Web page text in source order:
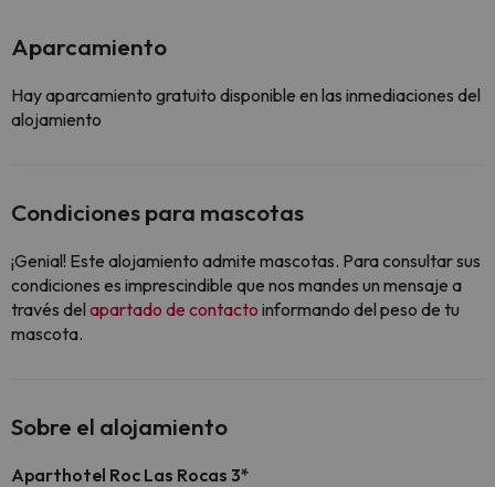
Aparcamiento
Hay aparcamiento gratuito disponible en las inmediaciones del
alojamiento
Condiciones para mascotas
¡Genial! Este alojamiento admite mascotas. Para consultar sus
condiciones es imprescindible que nos mandes un mensaje a
través del apartado de contacto informando del peso de tu
mascota.
Sobre el alojamiento
Aparthotel Roc Las Rocas 3*